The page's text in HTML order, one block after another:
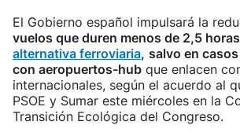
El Gobierno español impulsará la
vuelos que duren menos de 2,5
alternativa ferroviaria, salvo en
con aeropuertos-hub que enlacen
internacionales, según el acuerdo al
PSOE y Sumar este miércoles en la
Transición Ecológica del Congreso.